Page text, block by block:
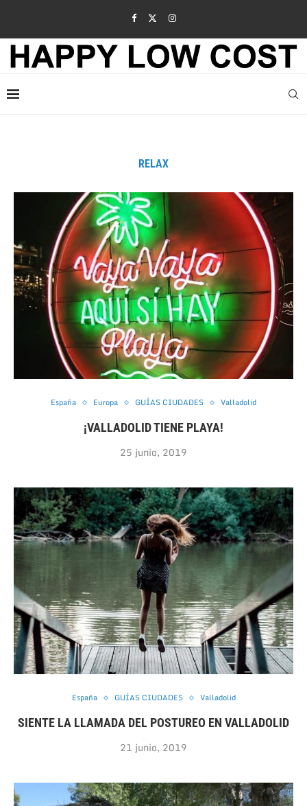
RELAX
España Europa GUÍAS CIUDADES Valladolid
¡VALLADOLID TIENE PLAYA!
25 junio, 2019
España GUÍAS CIUDADES Valladolid
SIENTE LA LLAMADA DEL POSTUREO EN VALLADOLID
21 junio, 2019